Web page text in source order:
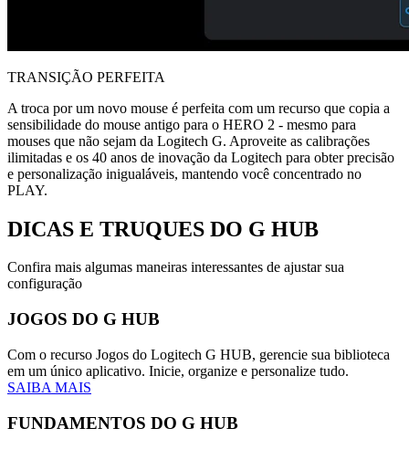
TRANSIÇÃO PERFEITA
A troca por um novo mouse é perfeita com um recurso que copia a
sensibilidade do mouse antigo para o HERO 2 - mesmo para
mouses que não sejam da Logitech G. Aproveite as calibrações
ilimitadas e os 40 anos de inovação da Logitech para obter precisão
e personalização inigualáveis, mantendo você concentrado no
PLAY.
DICAS E TRUQUES DO G HUB
Confira mais algumas maneiras interessantes de ajustar sua
configuração
JOGOS DO G HUB
Com o recurso Jogos do Logitech G HUB, gerencie sua biblioteca
em um único aplicativo. Inicie, organize e personalize tudo.
SAIBA MAIS
FUNDAMENTOS DO G HUB